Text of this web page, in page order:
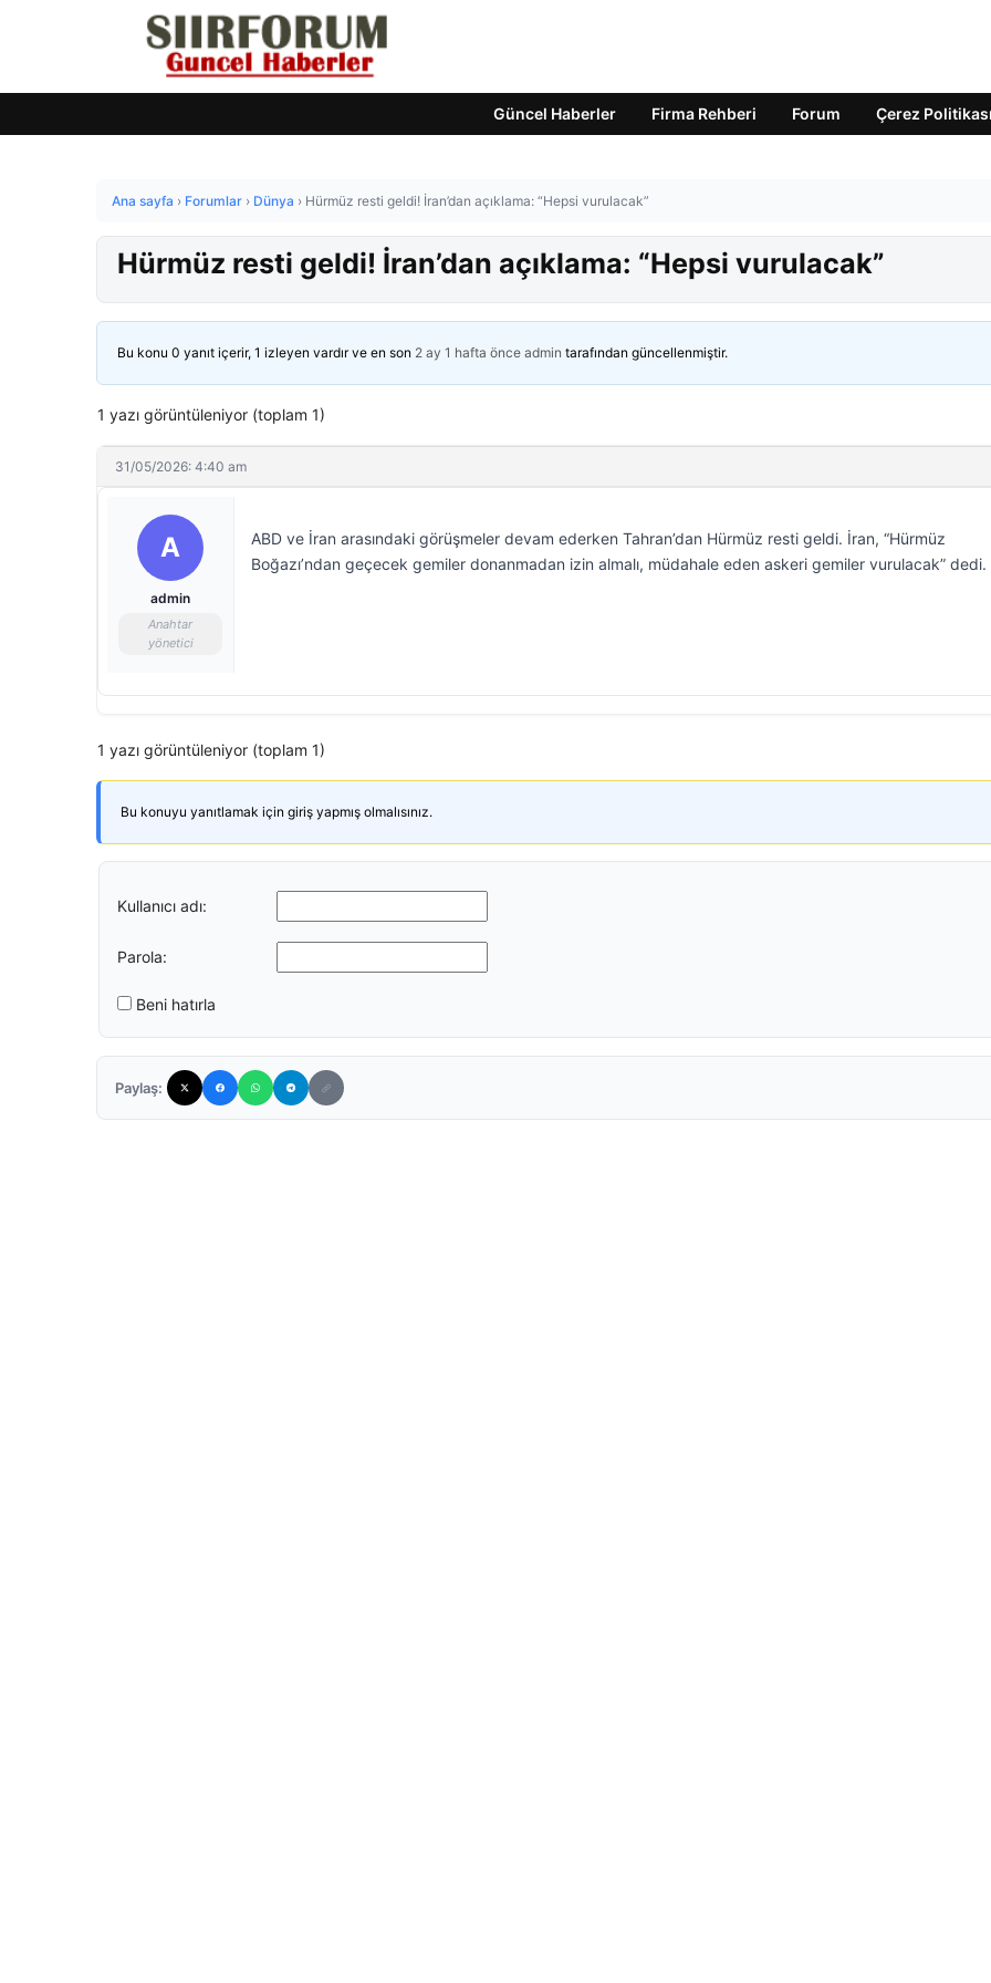
Güncel Haberler Firma Rehberi Forum Çerez Politikası
Ana sayfa › Forumlar › Dünya › Hürmüz resti geldi! İran’dan açıklama: “Hepsi vurulacak”
Hürmüz resti geldi! İran’dan açıklama: “Hepsi vurulacak”
Bu konu 0 yanıt içerir, 1 izleyen vardır ve en son 2 ay 1 hafta önce admin tarafından güncellenmiştir.
1 yazı görüntüleniyor (toplam 1)
31/05/2026: 4:40 am
A
admin
Anahtar
yönetici
ABD ve İran arasındaki görüşmeler devam ederken Tahran’dan Hürmüz resti geldi. İran, “Hürmüz
Boğazı’ndan geçecek gemiler donanmadan izin almalı, müdahale eden askeri gemiler vurulacak” dedi.
1 yazı görüntüleniyor (toplam 1)
Bu konuyu yanıtlamak için giriş yapmış olmalısınız.
Kullanıcı adı:
Parola:
Beni hatırla
Paylaş: